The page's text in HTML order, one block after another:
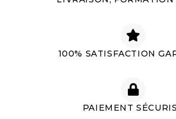
100% SATISFACTION
PAIEMENT